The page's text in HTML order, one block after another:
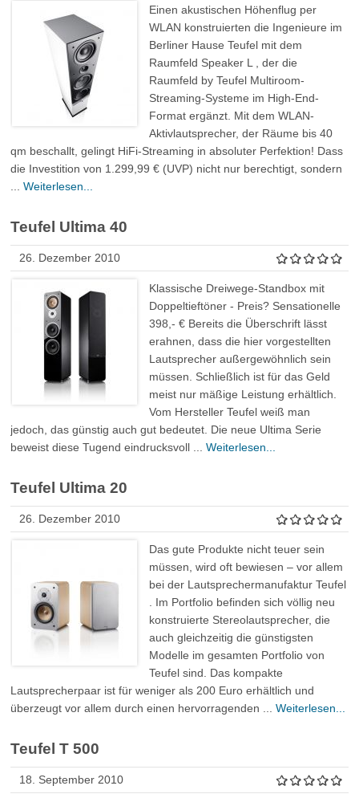
Einen akustischen Höhenflug per
WLAN konstruierten die Ingenieure im
Berliner Hause Teufel mit dem
Raumfeld Speaker L , der die
Raumfeld by Teufel Multiroom-
Streaming-Systeme im High-End-
Format ergänzt. Mit dem WLAN-
Aktivlautsprecher, der Räume bis 40
qm beschallt, gelingt HiFi-Streaming in absoluter Perfektion! Dass
die Investition von 1.299,99 € (UVP) nicht nur berechtigt, sondern
...Weiterlesen...
Teufel Ultima 40
26. Dezember 2010
Klassische Dreiwege-Standbox mit
Doppeltieftöner - Preis? Sensationelle
398,- € Bereits die Überschrift lässt
erahnen, dass die hier vorgestellten
Lautsprecher außergewöhnlich sein
müssen. Schließlich ist für das Geld
meist nur mäßige Leistung erhältlich.
Vom Hersteller Teufel weiß man
jedoch, das günstig auch gut bedeutet. Die neue Ultima Serie
beweist diese Tugend eindrucksvoll ...Weiterlesen...
Teufel Ultima 20
26. Dezember 2010
Das gute Produkte nicht teuer sein
müssen, wird oft bewiesen – vor allem
bei der Lautsprechermanufaktur Teufel
. Im Portfolio befinden sich völlig neu
konstruierte Stereolautsprecher, die
auch gleichzeitig die günstigsten
Modelle im gesamten Portfolio von
Teufel sind. Das kompakte
Lautsprecherpaar ist für weniger als 200 Euro erhältlich und
überzeugt vor allem durch einen hervorragenden ...Weiterlesen...
Teufel T 500
18. September 2010